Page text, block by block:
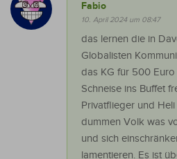
Fabio
10. April 2024 um 08:47
das lernen die in
Globalisten
das KG für 500
Schneise ins Buffet
Privatflieger und
dummen Volk was
und sich
lamentieren. Es ist